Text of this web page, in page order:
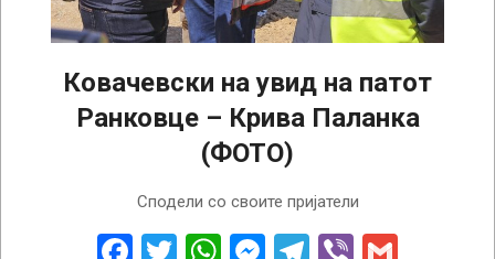
Ковачевски на увид на патот
Ранковце – Крива Паланка
(ФОТО)
Сподели со своите пријатели